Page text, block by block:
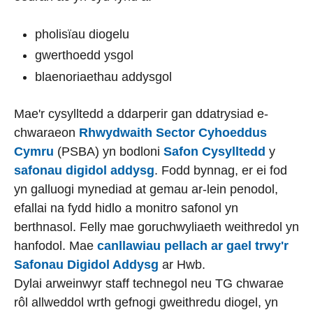
pholisïau diogelu
gwerthoedd ysgol
blaenoriaethau addysgol
Mae'r cysylltedd a ddarperir gan ddatrysiad e-
chwaraeon Rhwydwaith Sector Cyhoeddus
Cymru (PSBA) yn bodloni Safon Cysylltedd y
safonau digidol addysg. Fodd bynnag, er ei fod
yn galluogi mynediad at gemau ar-lein penodol,
efallai na fydd hidlo a monitro safonol yn
berthnasol. Felly mae goruchwyliaeth weithredol yn
hanfodol. Mae canllawiau pellach ar gael trwy'r
Safonau Digidol Addysg ar Hwb.
Dylai arweinwyr staff technegol neu TG chwarae
rôl allweddol wrth gefnogi gweithredu diogel, yn